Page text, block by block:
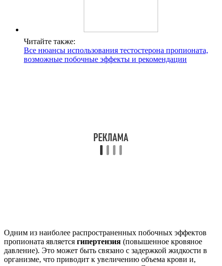
Читайте также:
Все нюансы использования тестостерона пропионата,
возможные побочные эффекты и рекомендации
Одним из наиболее распространенных побочных эффектов
пропионата является гипертензия (повышенное кровяное
давление). Это может быть связано с задержкой жидкости в
организме, что приводит к увеличению объема крови и,